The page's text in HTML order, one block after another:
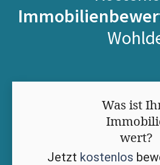
Was ist
wert?
Jetzt kostenlos